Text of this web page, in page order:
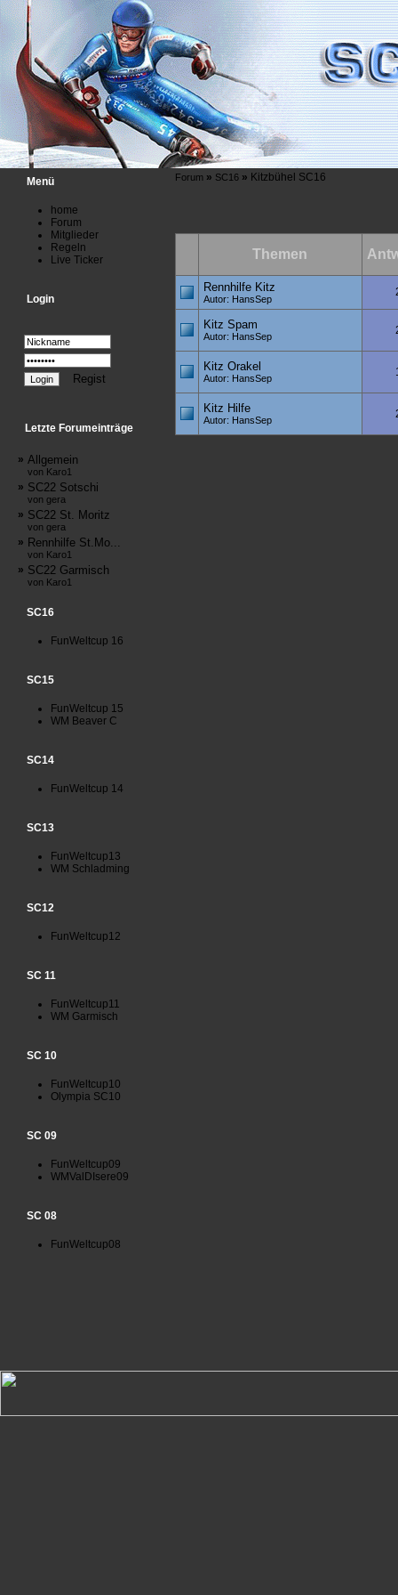
Menü
home
Forum
Mitglieder
Regeln
Live Ticker
Login
Regist
Letzte Forumeinträge
» Allgemein
von Karo1
» SC22 Sotschi
von gera
» SC22 St. Moritz
von gera
» Rennhilfe St.Mo...
von Karo1
» SC22 Garmisch
von Karo1
SC16
FunWeltcup 16
SC15
FunWeltcup 15
WM Beaver C
SC14
FunWeltcup 14
SC13
FunWeltcup13
WM Schladming
SC12
FunWeltcup12
SC 11
FunWeltcup11
WM Garmisch
SC 10
FunWeltcup10
Olympia SC10
SC 09
FunWeltcup09
WMValDIsere09
SC 08
FunWeltcup08
Forum» SC16» Kitzbühel SC16
Themen
Rennhilfe Kitz
Autor: HansSep
Kitz Spam
Autor: HansSep
Kitz Orakel
Autor: HansSep
Kitz Hilfe
Autor: HansSep